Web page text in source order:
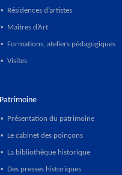
• Résidences d’artistes
• Maîtres d’Art
• Formations, ateliers pédagogiques
• Visites
Patrimoine
• Présentation du patrimoine
• Le cabinet des poinçons
• La bibliothèque historique
• Des presses historiques